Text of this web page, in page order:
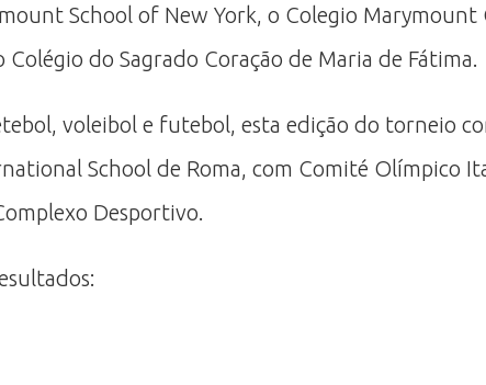
School of New York, o Colegio
do Sagrado Coração de Maria de Fátima.
voleibol e futebol, esta edição do torneio
School de Roma, com Comité Olímpico
Desportivo.